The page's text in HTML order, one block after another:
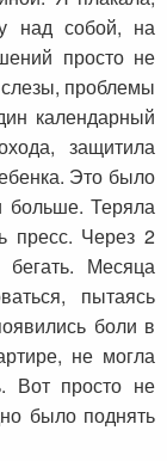
над собой, на
просто не
проблемы
календарный
защитила
Это было
Теряла
пресс. Через 2
Месяца
пытаясь
боли в
не могла
Вот просто не
было поднять